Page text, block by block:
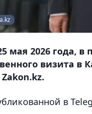
мая 2026 года,
визита в
в